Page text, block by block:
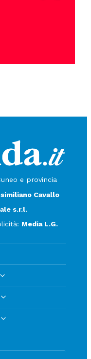
e provincia
Cavallo
s.r.l.
Media L.G.